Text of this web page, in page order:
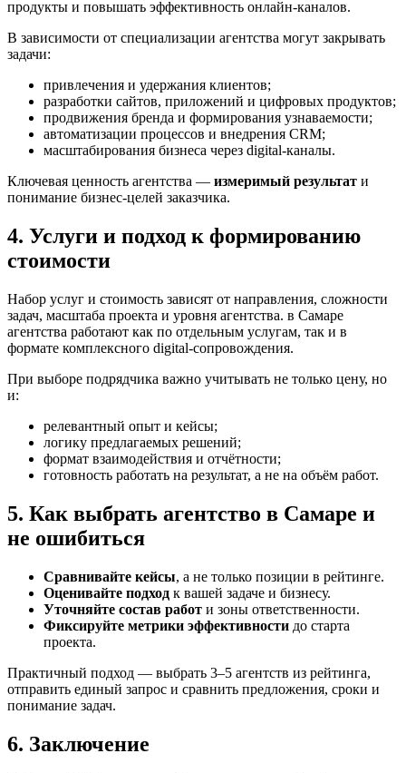
продукты и повышать эффективность онлайн-каналов.
В зависимости от специализации агентства могут закрывать
задачи:
привлечения и удержания клиентов;
разработки сайтов, приложений и цифровых продуктов;
продвижения бренда и формирования узнаваемости;
автоматизации процессов и внедрения CRM;
масштабирования бизнеса через digital-каналы.
Ключевая ценность агентства — измеримый результат и
понимание бизнес-целей заказчика.
4. Услуги и подход к формированию
стоимости
Набор услуг и стоимость зависят от направления, сложности
задач, масштаба проекта и уровня агентства. в Самаре
агентства работают как по отдельным услугам, так и в
формате комплексного digital-сопровождения.
При выборе подрядчика важно учитывать не только цену, но
и:
релевантный опыт и кейсы;
логику предлагаемых решений;
формат взаимодействия и отчётности;
готовность работать на результат, а не на объём работ.
5. Как выбрать агентство в Самаре и
не ошибиться
Сравнивайте кейсы, а не только позиции в рейтинге.
Оценивайте подход к вашей задаче и бизнесу.
Уточняйте состав работ и зоны ответственности.
Фиксируйте метрики эффективности до старта
проекта.
Практичный подход — выбрать 3–5 агентств из рейтинга,
отправить единый запрос и сравнить предложения, сроки и
понимание задач.
6. Заключение